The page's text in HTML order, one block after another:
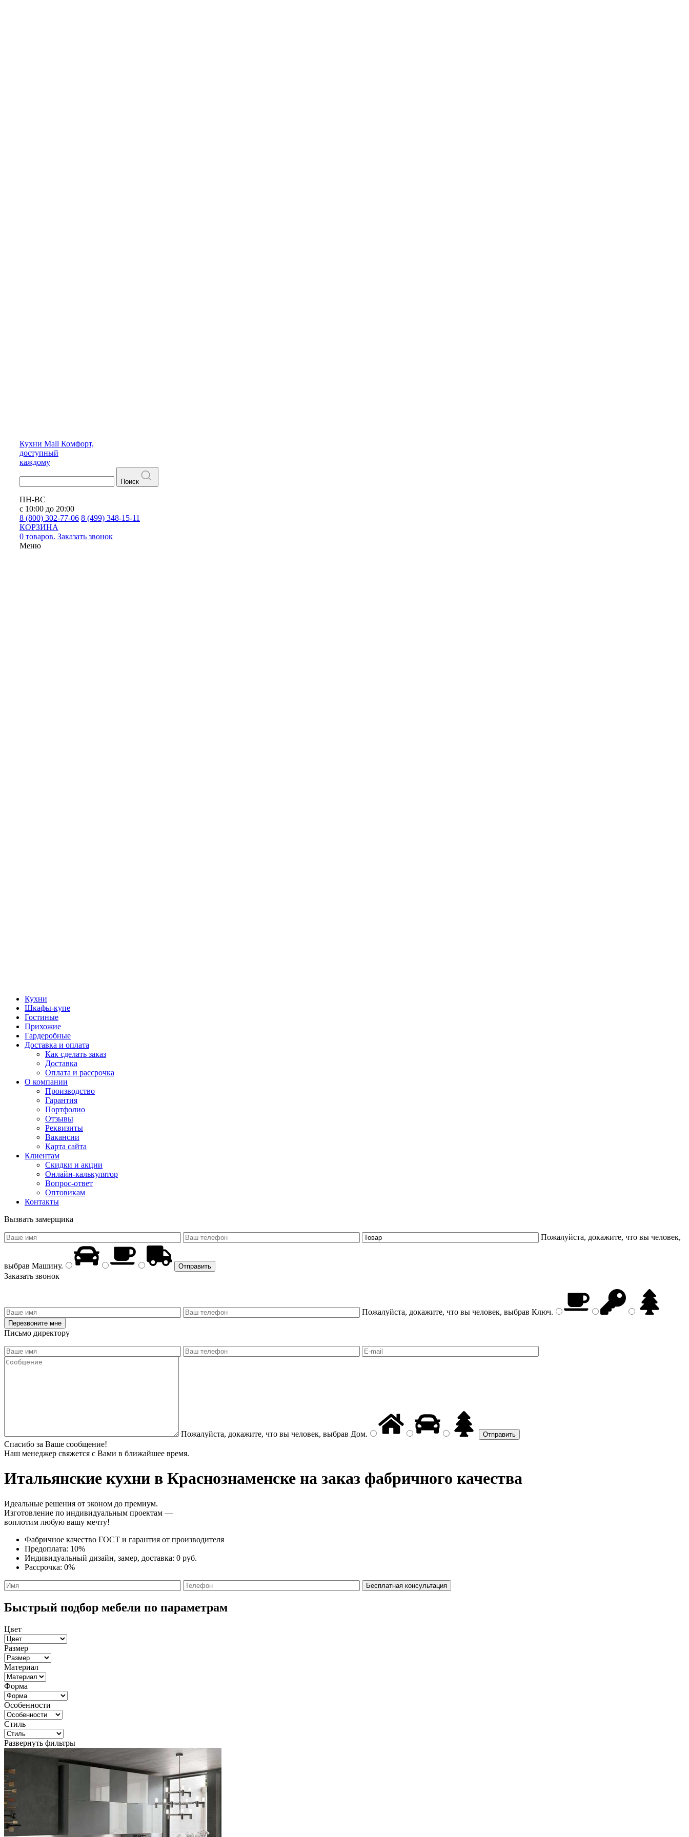
Кухни Mall Комфорт,
доступный
каждому
Поиск
ПН-ВС
с 10:00 до 20:00
8 (800) 302-77-06 8 (499) 348-15-11
КОРЗИНА
0 товаров. Заказать звонок
Меню
Кухни
Шкафы-купе
Гостиные
Прихожие
Гардеробные
Доставка и оплата
Как сделать заказ
Доставка
Оплата и рассрочка
О компании
Производство
Гарантия
Портфолио
Отзывы
Реквизиты
Вакансии
Карта сайта
Клиентам
Скидки и акции
Онлайн-калькулятор
Вопрос-ответ
Оптовикам
Контакты
Вызвать замерщика
Пожалуйста, докажите, что вы человек,
выбрав Машину.
Заказать звонок
Пожалуйста, докажите, что вы человек, выбрав Ключ.
Письмо директору
Пожалуйста, докажите, что вы человек, выбрав Дом.
Спасибо за Ваше сообщение!
Наш менеджер свяжется с Вами в ближайшее время.
Итальянские кухни в Краснознаменске на заказ фабричного качества
Идеальные решения от эконом до премиум.
Изготовление по индивидуальным проектам —
воплотим любую вашу мечту!
Фабричное качество ГОСТ и гарантия от производителя
Предоплата: 10%
Индивидуальный дизайн, замер, доставка: 0 руб.
Рассрочка: 0%
Быстрый подбор мебели по параметрам
Цвет
Размер
Материал
Форма
Особенности
Стиль
Развернуть фильтры